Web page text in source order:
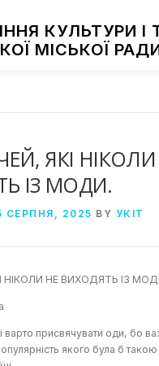
КУЛЬТУРИ І
МІСЬКОЇ
ЯКІ
ІЗ МОДИ.
СЕРПНЯ, 2025 BY УКІТ
НІКОЛИ НЕ ВИХОДЯТЬ ІЗ
варто присвячувати оди, бо
якого була б